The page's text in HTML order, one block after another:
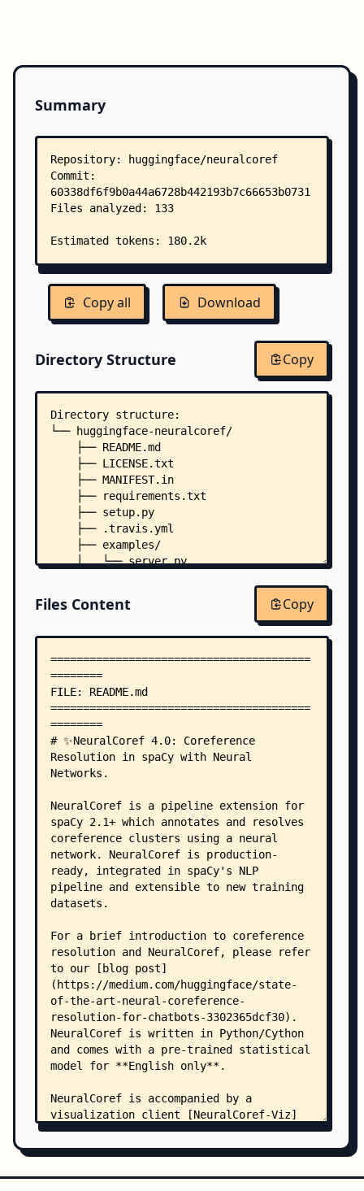
Summary
Copy all Download
Directory Structure Copy
Directory structure:
└── huggingface-neuralcoref/
    ├── README.md
    ├── LICENSE.txt
    ├── MANIFEST.in
    ├── requirements.txt
    ├── setup.py
    ├── .travis.yml
    ├── examples/
    │   └── server.py
    │   │   └── stdint.h
    │   │   ├── MurmurHash2.h
    │   │   └── MurmurHash3.h
    │   └── numpy/
    │       ├── __ufunc_api.h
    │       ├── _neighborhood_iterator_imp.h
    │       ├── _numpyconfig.h
    │       ├── arrayobject.h
    │       ├── arrayscalars.h
    │       ├── halffloat.h
    │       ├── noprefix.h
    │       ├── npy_3kcompat.h
    │       ├── npy_common.h
    │       ├── npy_cpu.h
    │       ├── npy_deprecated_api.h
    │       ├── npy_endian.h
    │       ├── npy_interrupt.h
    │       ├── npy_no_deprecated_api.h
    │       ├── npy_os.h
    │       ├── numpyconfig.h
    │       ├── old_defines.h
    │       ├── oldnumeric.h
    │       ├── ufunc_api.txt
    │       ├── ufuncobject.h
    │       └── utils.h
    ├── neuralcoref/
    │   ├── __init__.py
    │   ├── file_utils.py
    │   ├── neuralcoref.pxd
    │   ├── neuralcoref.pyx
    │   │   ├── __init__.py
Files Content Copy